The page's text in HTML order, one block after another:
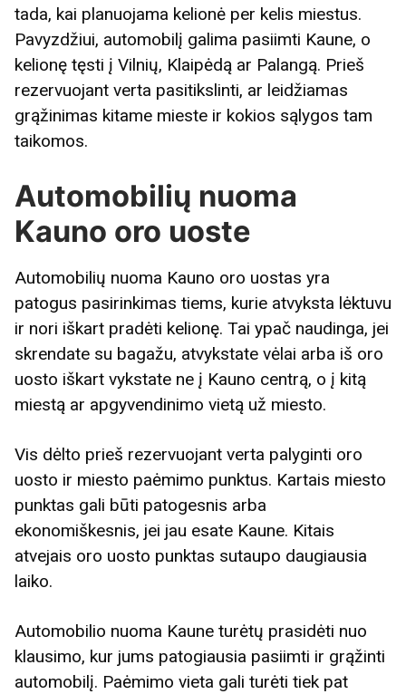
tada, kai planuojama kelionė per kelis miestus.
Pavyzdžiui, automobilį galima pasiimti Kaune, o
kelionę tęsti į Vilnių, Klaipėdą ar Palangą. Prieš
rezervuojant verta pasitikslinti, ar leidžiamas
grąžinimas kitame mieste ir kokios sąlygos tam
taikomos.
Automobilių nuoma
Kauno oro uoste
Automobilių nuoma Kauno oro uostas yra
patogus pasirinkimas tiems, kurie atvyksta lėktuvu
ir nori iškart pradėti kelionę. Tai ypač naudinga, jei
skrendate su bagažu, atvykstate vėlai arba iš oro
uosto iškart vykstate ne į Kauno centrą, o į kitą
miestą ar apgyvendinimo vietą už miesto.
Vis dėlto prieš rezervuojant verta palyginti oro
uosto ir miesto paėmimo punktus. Kartais miesto
punktas gali būti patogesnis arba
ekonomiškesnis, jei jau esate Kaune. Kitais
atvejais oro uosto punktas sutaupo daugiausia
laiko.
Automobilio nuoma Kaune turėtų prasidėti nuo
klausimo, kur jums patogiausia pasiimti ir grąžinti
automobilį. Paėmimo vieta gali turėti tiek pat